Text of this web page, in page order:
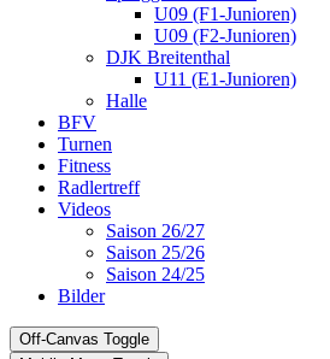
U09 (F1-Junioren)
U09 (F2-Junioren)
DJK Breitenthal
U11 (E1-Junioren)
Halle
BFV
Turnen
Fitness
Radlertreff
Videos
Saison 26/27
Saison 25/26
Saison 24/25
Bilder
Off-Canvas Toggle